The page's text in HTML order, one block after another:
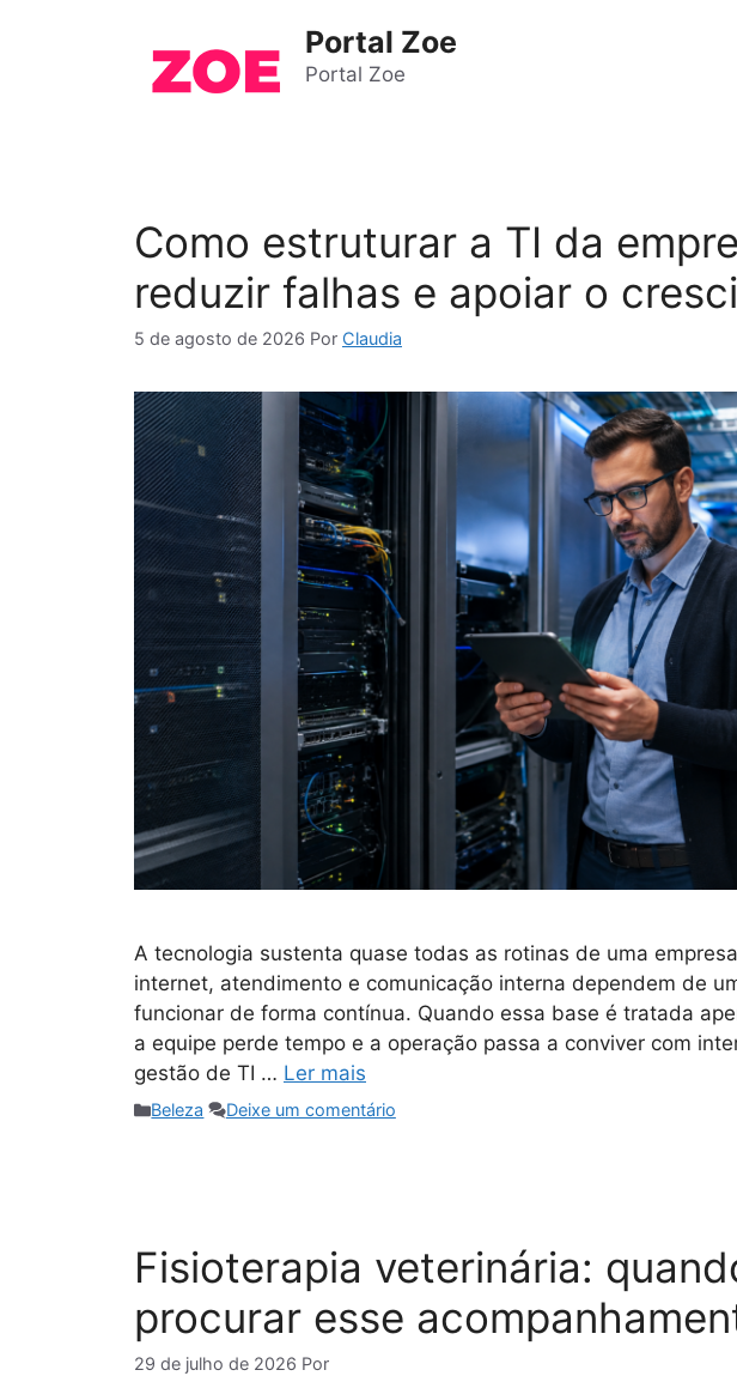
Portal Zoe
Portal Zoe
Como estruturar a TI da
reduzir falhas e apoiar o
5 de agosto de 2026 Por Claudia
A tecnologia sustenta quase todas as rotinas de uma
internet, atendimento e comunicação interna dependem de
funcionar de forma contínua. Quando essa base é tratada
a equipe perde tempo e a operação passa a conviver com
gestão de TI … Ler mais
Categorias
Beleza Deixe um comentário
Fisioterapia veterinária:
procurar esse
29 de julho de 2026 Por